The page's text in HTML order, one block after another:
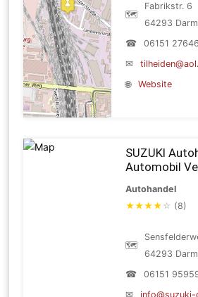
🗺
Fabrikstr. 6
64293
☎
06151
✉
🌐
Website
SUZUKI
Automobil
Autohandel
★★★★ ☆ (8)
🗺
64293
☎
06151
✉